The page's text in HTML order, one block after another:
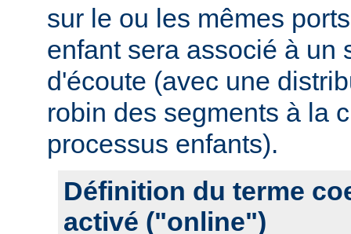
sur le ou les mêmes
enfant sera associé à un
d'écoute (avec une
robin des segments à la
processus enfants).
Définition du terme
activé ("online")